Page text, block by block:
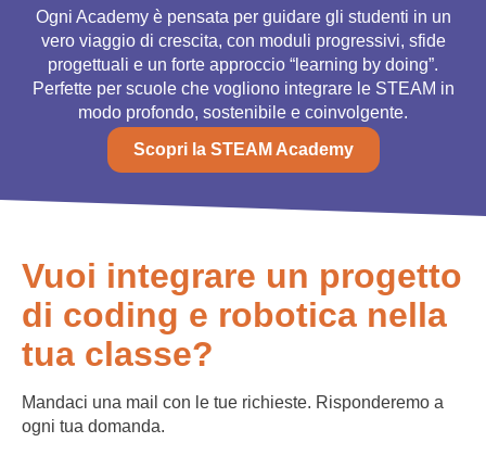
Ogni Academy è pensata per guidare gli studenti in un
vero viaggio di crescita, con moduli progressivi, sfide
progettuali e un forte approccio “learning by doing”.
Perfette per scuole che vogliono integrare le STEAM in
modo profondo, sostenibile e coinvolgente.
Scopri la STEAM Academy
Vuoi integrare un progetto
di coding e robotica nella
tua classe?
Mandaci una mail con le tue richieste. Risponderemo a
ogni tua domanda.